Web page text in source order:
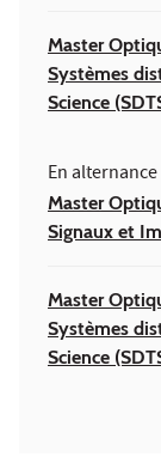
Master
Systèmes
Science
En alternance
Master
Signaux et
Master
Systèmes
Science